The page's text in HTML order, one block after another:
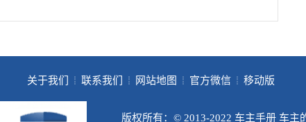
关于我们 ┊ 联系我们 ┊ 网站地图 ┊ 官方微信 ┊ 移动版
版权所有：© 2013-2022 车主手册 车主